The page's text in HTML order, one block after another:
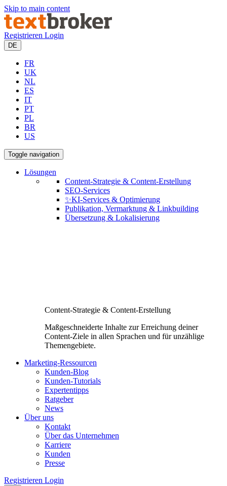
Skip to main content
Registrieren Login
DE
FR
UK
NL
ES
IT
PT
PL
BR
US
Toggle navigation
Lösungen
Content-Strategie & Content-Erstellung
SEO-Services
✨KI-Services & Optimierung
Publikation, Vermarktung & Linkbuilding
Übersetzung & Lokalisierung
Content-Strategie & Content-Erstellung
Maßgeschneiderte Inhalte zur Erreichung deiner
Content-Ziele in allen Sprachen und für unzählige
Themengebiete.
Marketing-Ressourcen
Kunden-Blog
Kunden-Tutorials
Expertentipps
Ratgeber
News
Über uns
Kontakt
Über das Unternehmen
Karriere
Kunden
Presse
Registrieren Login